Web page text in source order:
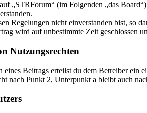
„STRForum“ (im Folgenden „das
Regelungen nicht einverstanden bist, so
wird auf unbestimmte Zeit geschlossen
Nutzungsrechten
eines Beitrags erteilst du dem Betreiber ein
nach Punkt 2, Unterpunkt a bleibt auch